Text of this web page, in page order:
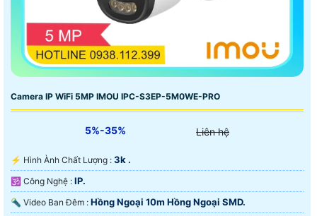
Camera IP WiFi 5MP IMOU IPC-S3EP-5M0WE-PRO
5%-35% Liên hệ
️⚡ Hình Ành Chất Lượng : 3k .
🕉️ Công Nghệ : IP.
🔦 Video Ban Đêm : Hồng Ngoại 10m Hồng Ngoại SMD.